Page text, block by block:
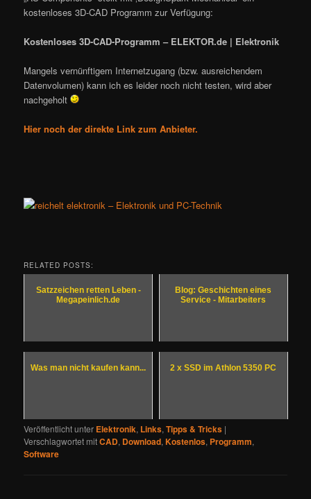
kostenloses 3D-CAD Programm zur Verfügung:
Kostenloses 3D-CAD-Programm – ELEKTOR.de | Elektronik
Mangels vernünftigem Internetzugang (bzw. ausreichendem
Datenvolumen) kann ich es leider noch nicht testen, wird aber
nachgeholt
Hier noch der direkte Link zum Anbieter.
RELATED POSTS:
Satzzeichen retten Leben -
Megapeinlich.de
Blog: Geschichten eines
Service - Mitarbeiters
Was man nicht kaufen kann... 2 x SSD im Athlon 5350 PC
Veröffentlicht unter Elektronik, Links,Tipps & Tricks |
Verschlagwortet mitCAD, Download,Kostenlos, Programm,
Software